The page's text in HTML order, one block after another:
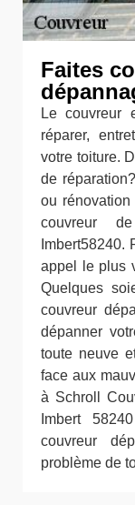
Faites
Le couvreur
réparer,
votre toiture.
de
ou rénovation
couvreur
Imbert58240.
appel le plus
Quelques
couvreur
dépanner
toute neuve
face aux
à Schroll
Imbert
couvreur
problème de